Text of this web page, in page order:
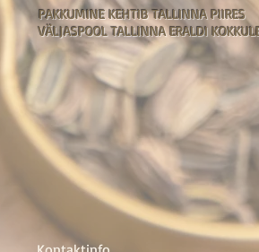
PAKKUMINE KEHTIB TALLINNA PIIRES
VÄLJASPOOL TALLINNA ERALDI